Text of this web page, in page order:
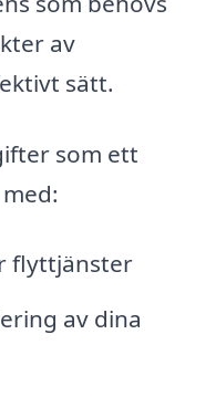
av
sätt.
som ett
flyttjänster
av dina